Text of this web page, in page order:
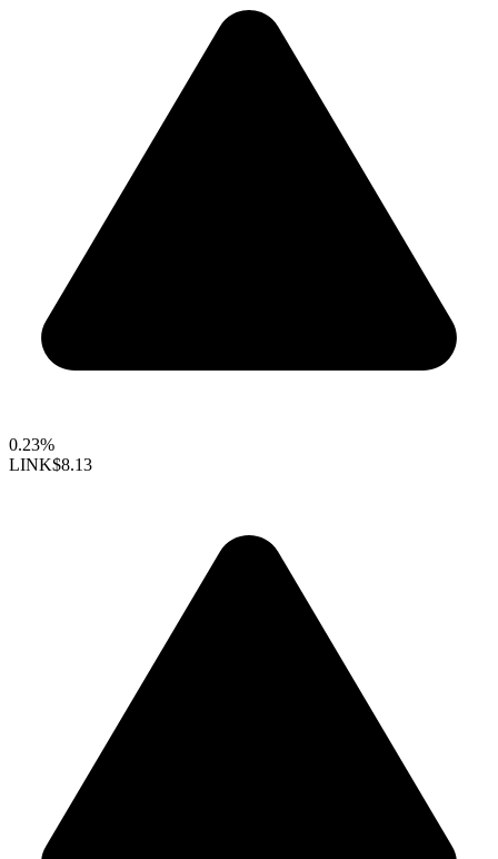
0.23%
LINK$8.13